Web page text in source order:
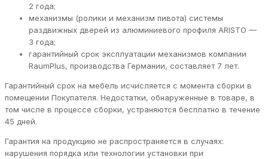
2 года;
механизмы (ролики и механизм пивота) системы
раздвижных дверей из алюминиевого профиля ARISTO —
3 года;
гарантийный срок эксплуатации механизмов компании
RaumPlus, производства Германии, составляет 7 лет.
Гарантийный срок на мебель исчисляется с момента сборки в
помещении Покупателя. Недостатки, обнаруженные в товаре, в
том числе в процессе сборки, устраняются бесплатно в течение
45 дней.
Гарантия на продукцию не распространяется в случаях:
нарушения порядка или технологии установки при